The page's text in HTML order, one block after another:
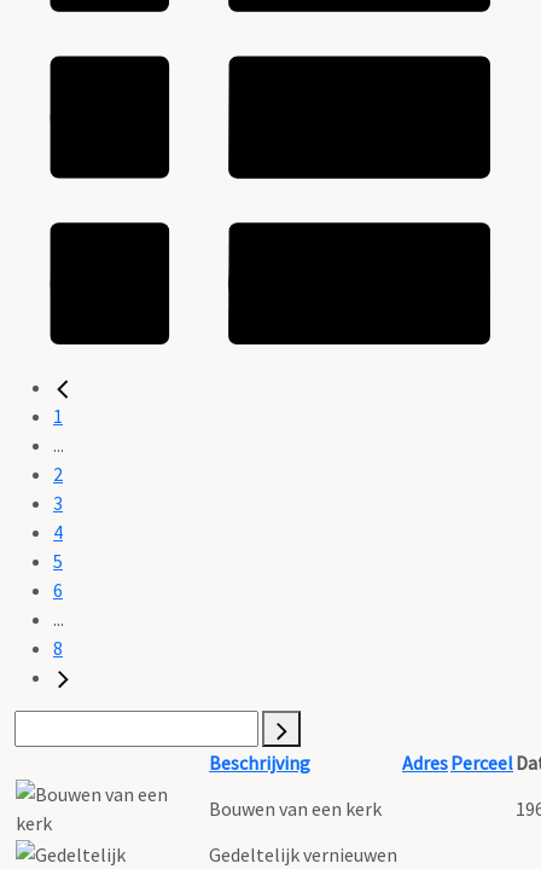
1
...
2
3
4
5
6
...
8
Beschrijving AdresPerceel
Bouwen van een kerk
Gedeltelijk vernieuwen